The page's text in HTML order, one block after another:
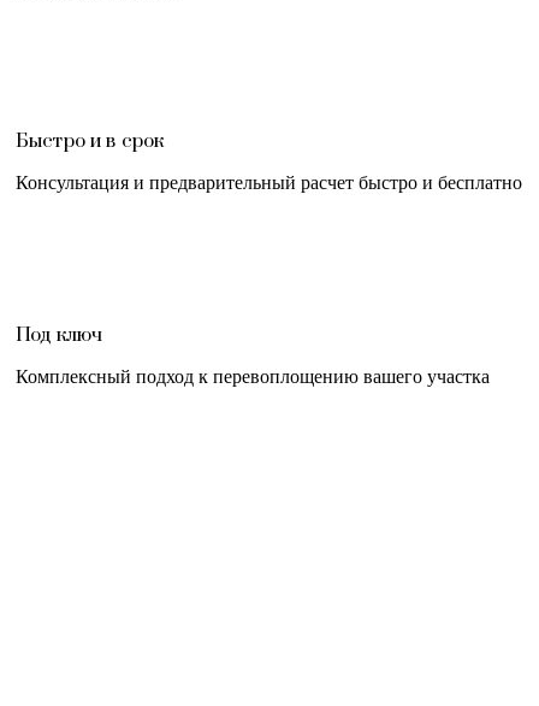
Быстро и в срок
Консультация и предварительный расчет быстро и бесплатно
Под ключ
Комплексный подход к перевоплощению вашего участка